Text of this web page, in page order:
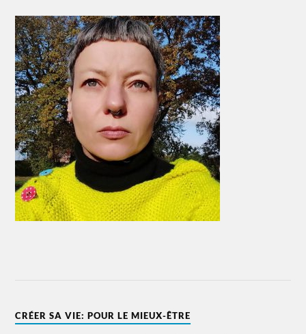
CRÉER SA VIE: POUR LE MIEUX-ÊTRE